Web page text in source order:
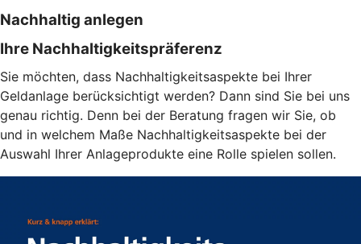
Nachhaltig anlegen
Ihre Nachhaltigkeitspräferenz
Sie möchten, dass Nachhaltigkeitsaspekte bei Ihrer
Geldanlage berücksichtigt werden? Dann sind Sie bei uns
genau richtig. Denn bei der Beratung fragen wir Sie, ob
und in welchem Maße Nachhaltigkeitsaspekte bei der
Auswahl Ihrer Anlageprodukte eine Rolle spielen sollen.